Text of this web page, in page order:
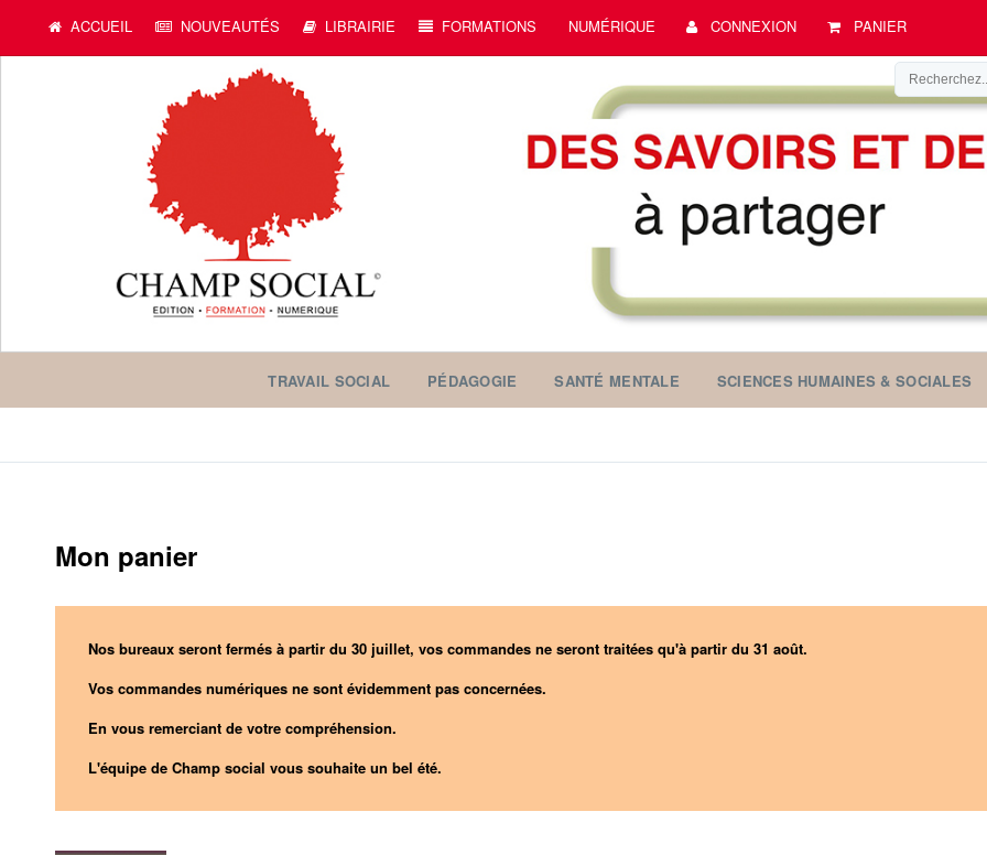
ACCUEIL NOUVEAUTÉS LIBRAIRIE FORMATIONS NUMÉRIQUE CONNEXION PANIER
TRAVAIL SOCIAL PÉDAGOGIE SANTÉ MENTALE SCIENCES HUMAINES & SOCIALES
Mon panier
Nos bureaux seront fermés à partir du 30 juillet, vos commandes ne seront traitées qu'à partir du 31 août.
Vos commandes numériques ne sont évidemment pas concernées.
En vous remerciant de votre compréhension.
L'équipe de Champ social vous souhaite un bel été.